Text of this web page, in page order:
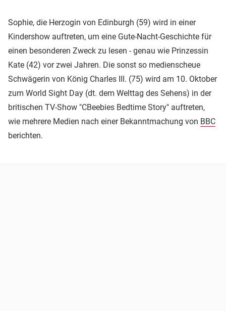
Sophie, die Herzogin von Edinburgh (59) wird in einer
Kindershow auftreten, um eine Gute-Nacht-Geschichte für
einen besonderen Zweck zu lesen - genau wie Prinzessin
Kate (42) vor zwei Jahren. Die sonst so medienscheue
Schwägerin von König Charles III. (75) wird am 10. Oktober
zum World Sight Day (dt. dem Welttag des Sehens) in der
britischen TV-Show "CBeebies Bedtime Story" auftreten,
wie mehrere Medien nach einer Bekanntmachung von BBC
berichten.